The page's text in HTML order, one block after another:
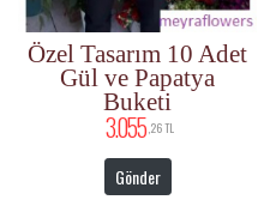
Özel Tasarım 10 Adet
Gül ve Papatya
Buketi
3.055 ,26 TL
Gönder